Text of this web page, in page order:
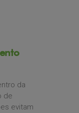
da
de
evitam